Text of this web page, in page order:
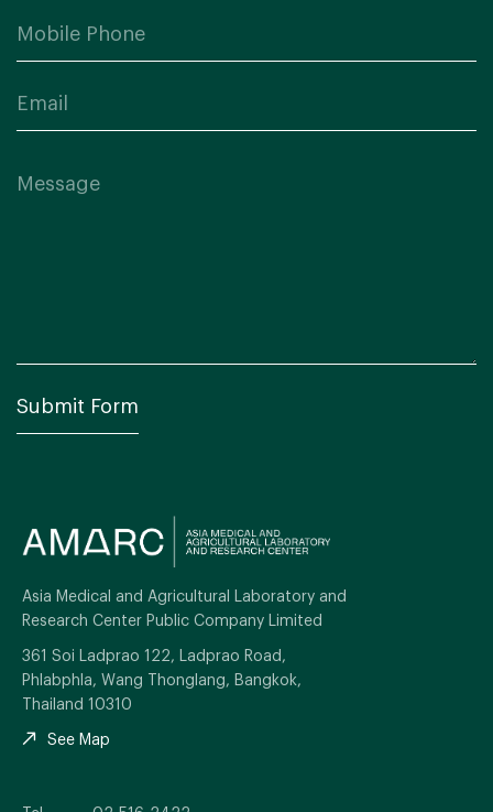
Asia Medical and Agricultural Laboratory and
Research Center Public Company Limited
361 Soi Ladprao 122, Ladprao Road,
Phlabphla, Wang Thonglang, Bangkok,
Thailand 10310
See Map